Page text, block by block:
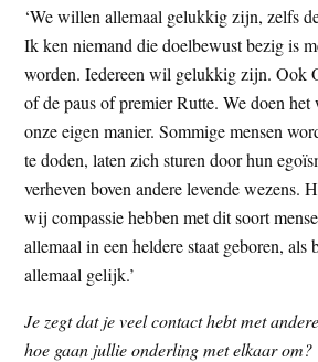
‘We willen allemaal gelukkig zijn, zelfs
Ik ken niemand die doelbewust bezig is
worden. Iedereen wil gelukkig zijn. Ook
of de paus of premier Rutte. We doen
onze eigen manier. Sommige mensen
te doden, laten zich sturen door hun
verheven boven andere levende wezens.
wij compassie hebben met dit soort
allemaal in een heldere staat geboren, als
allemaal gelijk.’
Je zegt dat je veel contact hebt met
hoe gaan jullie onderling met elkaar om?